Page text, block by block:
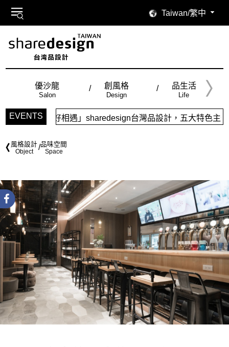
Taiwan/繁中
優沙龍
Salon
創風格
Design
品生活
Life
EVENTS
台灣品設計，五大特色主題，簡潔視覺配色，帶給你最
風格設計
Object
品味空間
Space